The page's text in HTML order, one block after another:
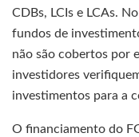
CDBs, LCIs e LCAs.
fundos de
não são cobertos por
investidores
investimentos para a
O financiamento do